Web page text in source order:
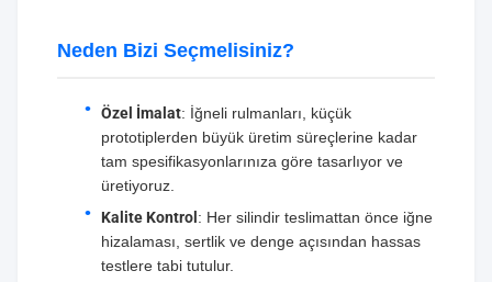
Neden Bizi Seçmelisiniz?
Özel İmalat: İğneli rulmanları, küçük
prototiplerden büyük üretim süreçlerine kadar
tam spesifikasyonlarınıza göre tasarlıyor ve
üretiyoruz.
Kalite Kontrol : Her silindir teslimattan önce iğne
hizalaması, sertlik ve denge açısından hassas
testlere tabi tutulur.